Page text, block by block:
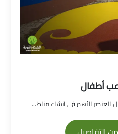
أطفال
العنصر الأهم في إنشاء مناط...